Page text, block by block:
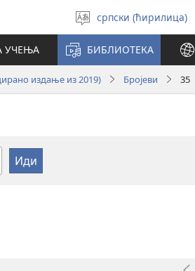
Изабери
језик
српски (ћирилица)
УЧЕЊА БИБЛИОТЕКА
издање из 2019) Бројеви 35